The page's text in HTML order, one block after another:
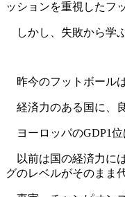
ッションを重視したフ
しかし、失敗から学
昨今のフットボール
経済力のある国に、
ヨーロッパのGDP1位
以前は国の経済力に
グのレベルがそのまま